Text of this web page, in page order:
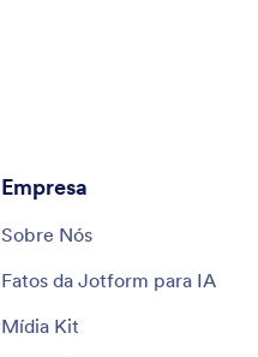
Empresa
Sobre Nós
Fatos da Jotform para IA
Mídia Kit